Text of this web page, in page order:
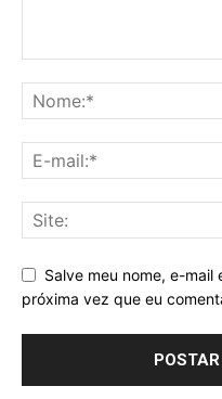
Salve meu nome, e-
próxima vez que eu